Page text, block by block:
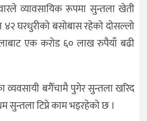
व्यावसायिक रूपमा सुन्तला खेती
घरधुरीको बसोबास रहेको दोसल्लो
एक करोड ६० लाख रुपैयाँ बढी
व्यवसायी बगैँचामै पुगेर सुन्तला खरिद
सुन्तला टिप्ने काम भइरहेको छ ।